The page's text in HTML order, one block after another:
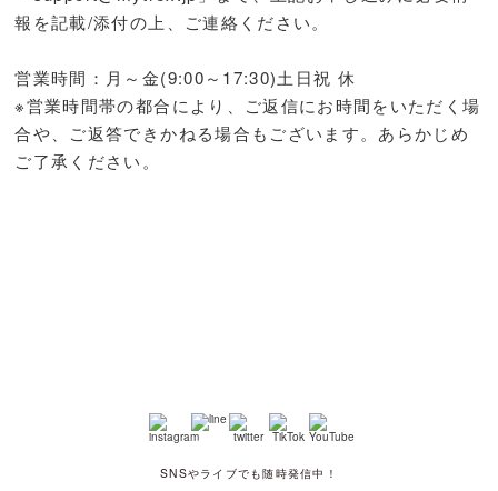
報を記載/添付の上、ご連絡ください。
営業時間：月～金(9:00～17:30)土日祝 休
※営業時間帯の都合により、ご返信にお時間をいただく場
合や、ご返答できかねる場合もございます。あらかじめ
ご了承ください。
SNSやライブでも随時発信中！